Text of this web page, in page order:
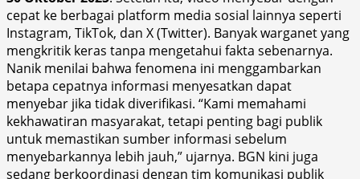
cepat ke berbagai platform media sosial lainnya seperti
Instagram, TikTok, dan X (Twitter). Banyak warganet yang
mengkritik keras tanpa mengetahui fakta sebenarnya.
Nanik menilai bahwa fenomena ini menggambarkan
betapa cepatnya informasi menyesatkan dapat
menyebar jika tidak diverifikasi. “Kami memahami
kekhawatiran masyarakat, tetapi penting bagi publik
untuk memastikan sumber informasi sebelum
menyebarkannya lebih jauh,” ujarnya. BGN kini juga
sedang berkoordinasi dengan tim komunikasi publik